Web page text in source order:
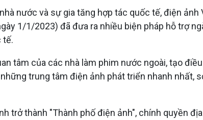
nước và sự gia tăng hợp tác quốc tế, điện
1/1/2023) đã đưa ra nhiều biện pháp hỗ trợ
tế.
tâm của các nhà làm phim nước ngoài, tạo
trung tâm điện ảnh phát triển nhanh nhất,
trở thành "Thành phố điện ảnh", chính quyền